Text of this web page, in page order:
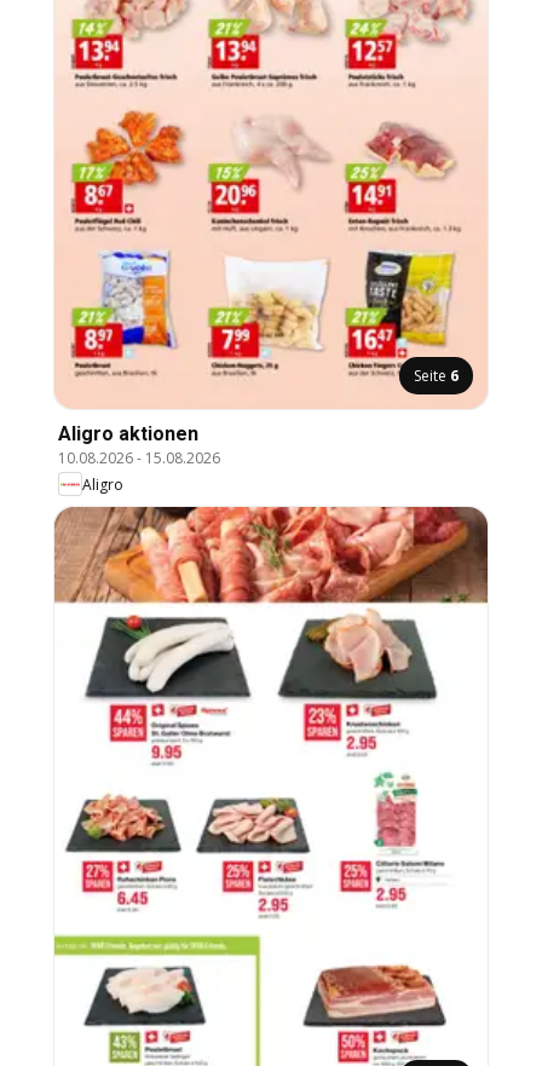
Seite 6
Aligro aktionen
10.08.2026- 15.08.2026
Aligro